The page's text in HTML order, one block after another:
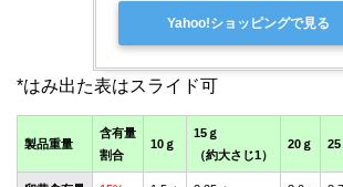
Yahoo!ショッピングで見る
製品重量
含有量
割合
10ｇ
15ｇ
（約大さじ1）
20ｇ 25